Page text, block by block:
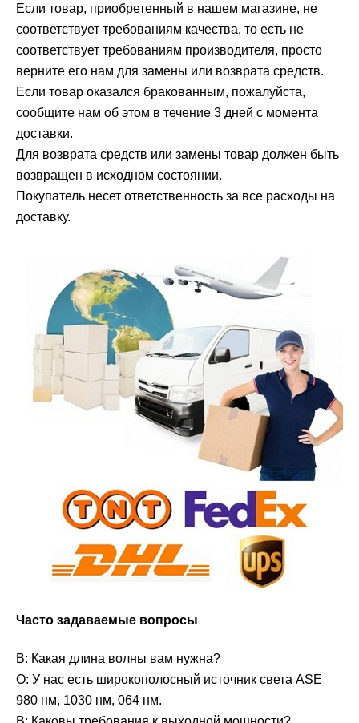
Если товар, приобретенный в нашем магазине, не
соответствует требованиям качества, то есть не
соответствует требованиям производителя, просто
верните его нам для замены или возврата средств.
Если товар оказался бракованным, пожалуйста,
сообщите нам об этом в течение 3 дней с момента
доставки.
Для возврата средств или замены товар должен быть
возвращен в исходном состоянии.
Покупатель несет ответственность за все расходы на
доставку.
Часто задаваемые вопросы
В: Какая длина волны вам нужна?
О: У нас есть широкополосный источник света ASE
980 нм, 1030 нм, 064 нм.